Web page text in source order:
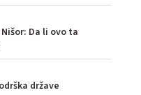
Da li ovo ta
države